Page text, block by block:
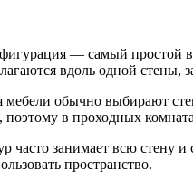
— самый простой
вдоль одной стены,
мебели обычно выбирают
поэтому в проходных
часто занимает всю
пространство.